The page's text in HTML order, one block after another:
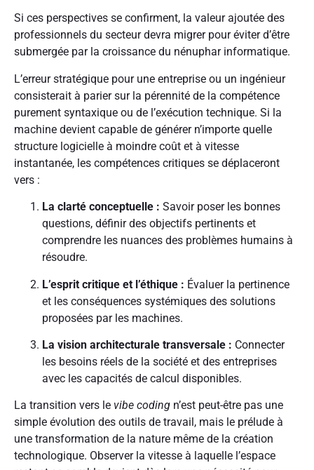
Si ces perspectives se confirment, la valeur ajoutée des
professionnels du secteur devra migrer pour éviter d’être
submergée par la croissance du nénuphar informatique.
L’erreur stratégique pour une entreprise ou un ingénieur
consisterait à parier sur la pérennité de la compétence
purement syntaxique ou de l’exécution technique. Si la
machine devient capable de générer n’importe quelle
structure logicielle à moindre coût et à vitesse
instantanée, les compétences critiques se déplaceront
vers :
La clarté conceptuelle : Savoir poser les bonnes
questions, définir des objectifs pertinents et
comprendre les nuances des problèmes humains à
résoudre.
L’esprit critique et l’éthique : Évaluer la pertinence
et les conséquences systémiques des solutions
proposées par les machines.
La vision architecturale transversale : Connecter
les besoins réels de la société et des entreprises
avec les capacités de calcul disponibles.
La transition vers le vibe coding n’est peut-être pas une
simple évolution des outils de travail, mais le prélude à
une transformation de la nature même de la création
technologique. Observer la vitesse à laquelle l’espace